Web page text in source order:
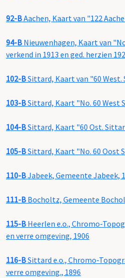
92-BAachen, Kaart van "122
94-B Nieuwenhagen, Kaart van
verkend in 1913 en ged. herzien
102-BSittard, Kaart van "60 West.
103-BSittard, Kaart "No. 60 West
104-BSittard, Kaart "60 Ost.
105-BSittard, Kaart "No. 60 Oost
110-BJabeek, Gemeente Jabeek,
111-B Bocholtz, Gemeente
115-B Heerlen e.o., Chromo-
en verre omgeving, 1906
116-BSittard e.o., Chromo-
verre omgeving., 1896